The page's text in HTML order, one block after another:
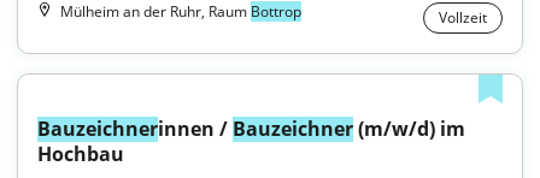
Mülheim an der Ruhr, Raum Bottrop Vollzeit
Bauzeichnerinnen / Bauzeichner (m/w/d) im
Hochbau